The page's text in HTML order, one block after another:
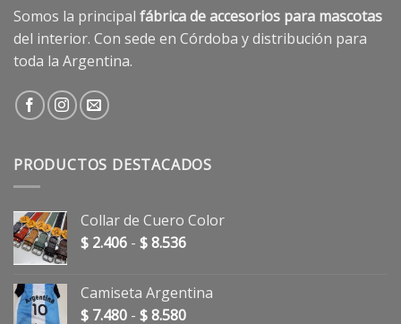
Somos la principal fábrica de accesorios para mascotas
del interior. Con sede en Córdoba y distribución para
toda la Argentina.
PRODUCTOS DESTACADOS
Collar de Cuero Color
$ 2.406 - $8.536Rango
desde
$ 2.406
Camiseta Argentina
$ 7.480 - $8.580Rango